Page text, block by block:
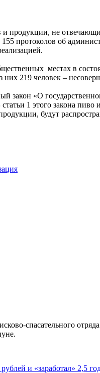
продукции, не
протоколов об
местах в
219 человек –
закон «О
1 этого закона
будут
спасательного
и «заработал» 2,5